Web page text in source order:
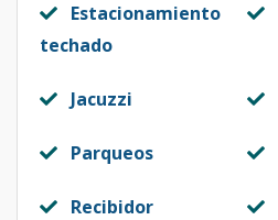
Estacionamiento
techado
Jacuzzi
Parqueos
Recibidor